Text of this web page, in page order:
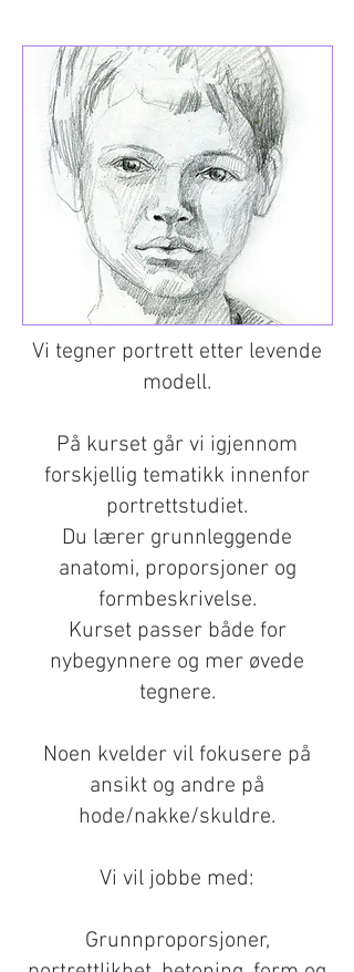
Vi tegner portrett etter levende
modell.
På kurset går vi igjennom
forskjellig tematikk innenfor
portrettstudiet.
Du lærer grunnleggende
anatomi, proporsjoner og
formbeskrivelse.
Kurset passer både for
nybegynnere og mer øvede
tegnere.
Noen kvelder vil fokusere på
ansikt og andre på
hode/nakke/skuldre.
Vi vil jobbe med:
Grunnproporsjoner,